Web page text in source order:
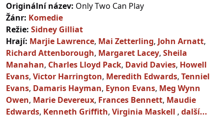
Originální název: Only Two Can Play
Žánr: Komedie
Režie: Sidney Gilliat
Hrají: Marjie Lawrence, Mai Zetterling, John Arnatt,
Richard Attenborough, Margaret Lacey, Sheila
Manahan, Charles Lloyd Pack, David Davies, Howell
Evans, Victor Harrington, Meredith Edwards, Tenniel
Evans, Damaris Hayman, Eynon Evans, Meg Wynn
Owen, Marie Devereux, Frances Bennett, Maudie
Edwards, Kenneth Griffith, Virginia Maskell , další...